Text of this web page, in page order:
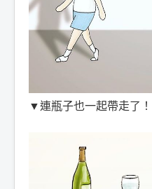
▼連瓶子也一起帶走了！